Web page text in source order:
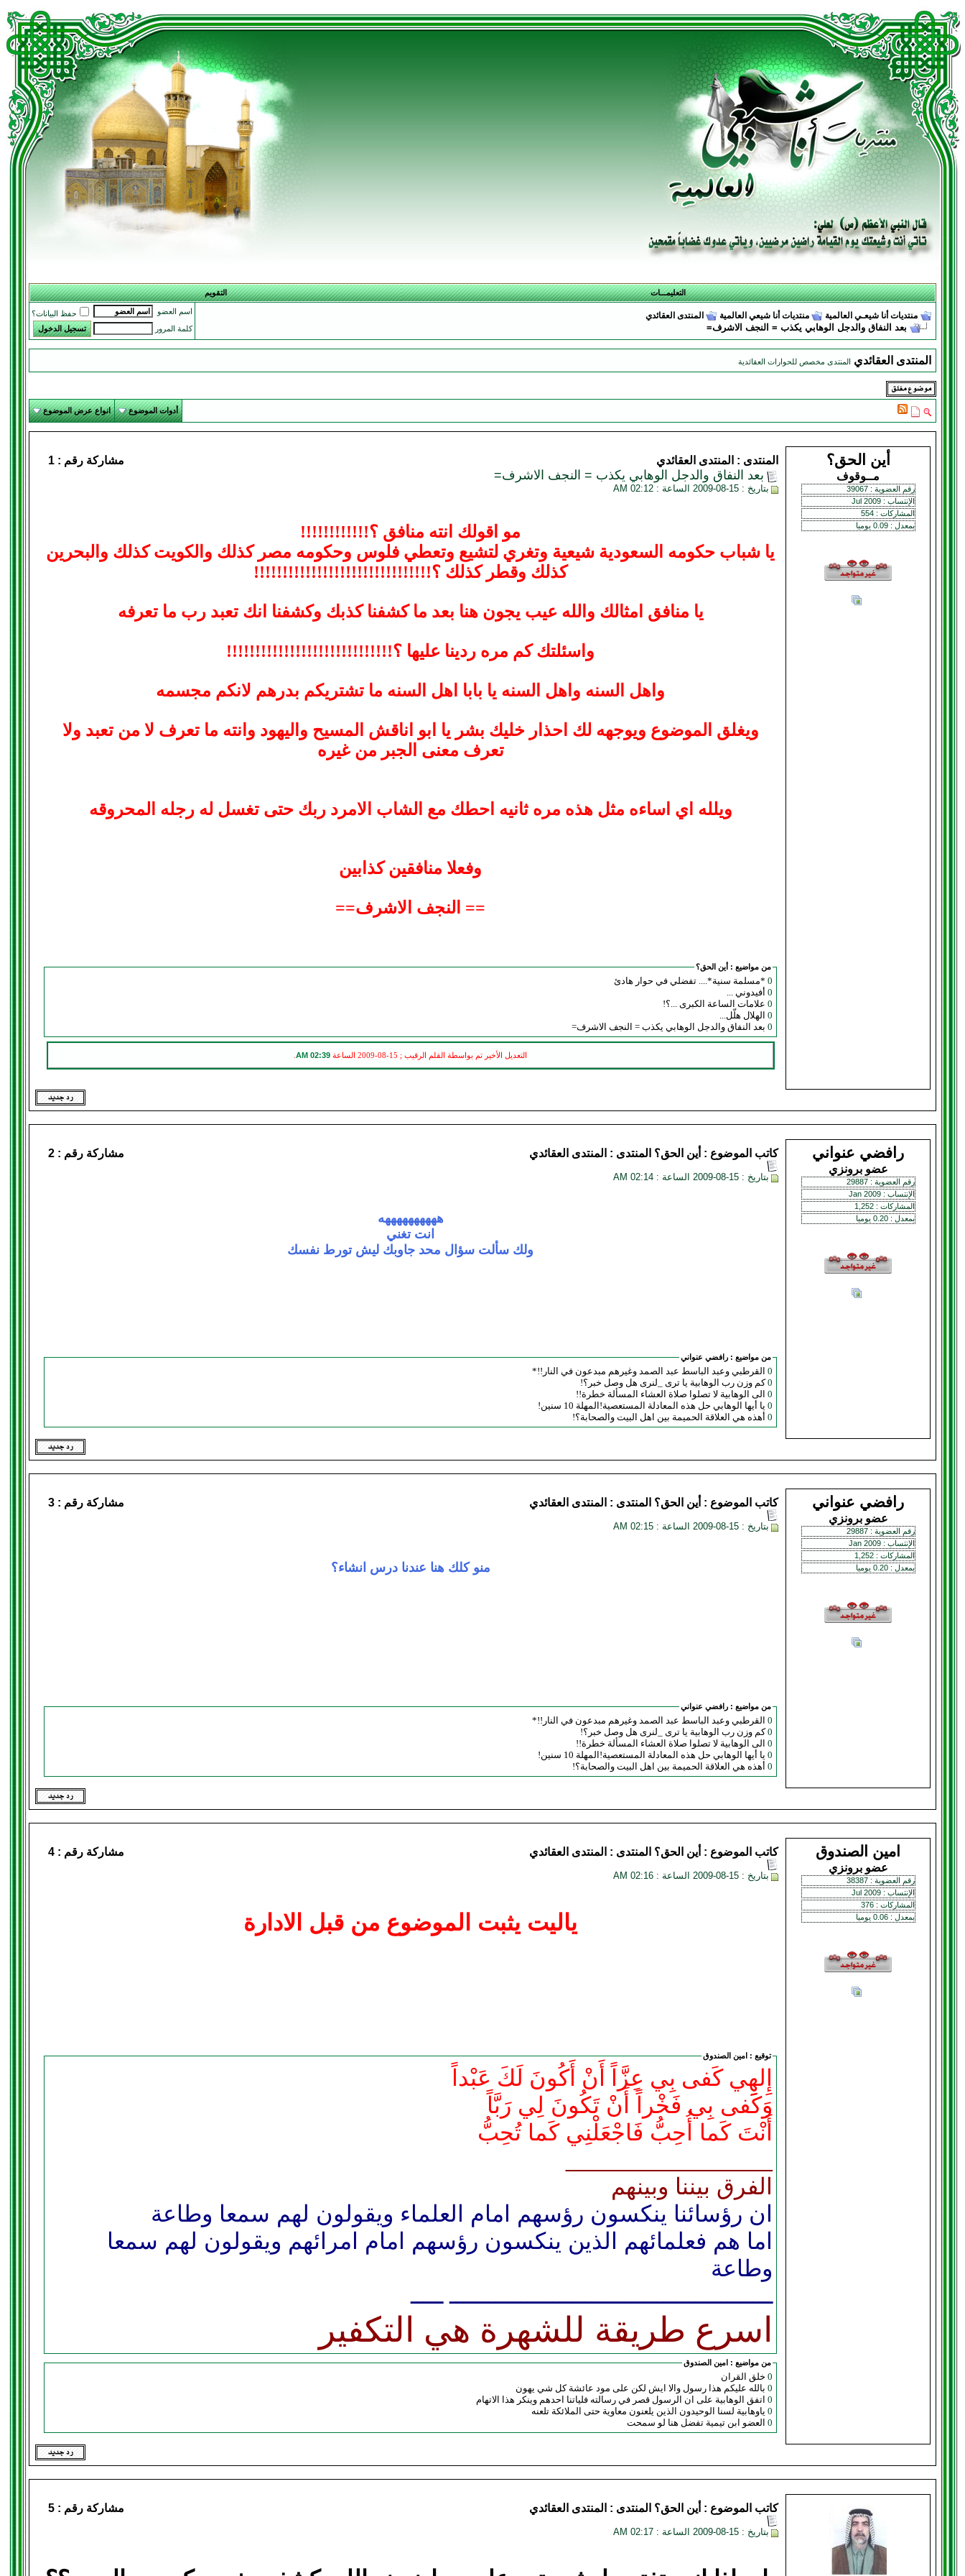
التعليمـــات التقويم
منتديات أنا شيعـي العالمية منتديات أنا شيعي العالمية المنتدى العقائدي
بعد النفاق والدجل الوهابي يكذب = النجف الاشرف=
اسم العضو
حفظ البيانات؟
كلمة المرور
المنتدى العقائدي المنتدى مخصص للحوارات العقائدية
أدوات الموضوع انواع عرض الموضوع
أين الحق؟
مــوقوف
رقم العضوية : 39067
الإنتساب : Jul 2009
المشاركات : 554
بمعدل : 0.09 يوميا
مشاركة رقم : 1 المنتدى : المنتدى العقائدي
بعد النفاق والدجل الوهابي يكذب = النجف الاشرف=
بتاريخ : 15-08-2009 الساعة : 02:12 AM
مو اقولك انته منافق ؟!!!!!!!!!!!!
يا شباب حكومه السعودية شيعية وتغري لتشيع وتعطي فلوس وحكومه مصر كذلك والكويت كذلك والبحرين
كذلك وقطر كذلك ؟!!!!!!!!!!!!!!!!!!!!!!!!!!!!!!!
يا منافق امثالك والله عيب يجون هنا بعد ما كشفنا كذبك وكشفنا انك تعبد رب ما تعرفه
واسئلتك كم مره ردينا عليها ؟!!!!!!!!!!!!!!!!!!!!!!!!!!!!!
واهل السنه واهل السنه يا بابا اهل السنه ما تشتريكم بدرهم لانكم مجسمه
ويغلق الموضوع ويوجهه لك احذار خليك بشر يا ابو اناقش المسيح واليهود وانته ما تعرف لا من تعبد ولا
تعرف معنى الجبر من غيره
ويلله اي اساءه مثل هذه مره ثانيه احطك مع الشاب الامرد ربك حتى تغسل له رجله المحروقه
وفعلا منافقين كذابين
== النجف الاشرف==
من مواضيع : أين الحق؟
0 *مسلمة سنية*.... تفضلي في حوار هادئ
0 أفيدوني ...
0 علامات الساعة الكبرى ...؟!
0 الهلال هلّل...
0 بعد النفاق والدجل الوهابي يكذب = النجف الاشرف=
التعديل الأخير تم بواسطة القلم الرقيب ; 15-08-2009 الساعة 02:39 AM
رافضي عنواني
عضو برونزي
رقم العضوية : 29887
الإنتساب : Jan 2009
المشاركات : 1,252
بمعدل : 0.20 يوميا
مشاركة رقم : 2 كاتب الموضوع : أين الحق؟ المنتدى : المنتدى العقائدي
بتاريخ : 15-08-2009 الساعة : 02:14 AM
ههههههههههه
انت تغني
ولك سألت سؤال محد جاوبك ليش تورط نفسك
من مواضيع : رافضي عنواني
0 القرطبي وعبد الباسط عبد الصمد وغيرهم مبدعون في النار!!*
0 كم وزن رب الوهابية يا ترى _لنرى هل وصل خبر؟!
0 الى الوهابية لا تصلوا صلاة العشاء المسألة خطرة!!
0 يا أيها الوهابي حل هذه المعادلة المستعصية!المهلة 10 سنين!
0 أهذه هي العلاقة الحميمة بين اهل البيت والصحابة؟!
رافضي عنواني
عضو برونزي
رقم العضوية : 29887
الإنتساب : Jan 2009
المشاركات : 1,252
بمعدل : 0.20 يوميا
مشاركة رقم : 3 كاتب الموضوع : أين الحق؟ المنتدى : المنتدى العقائدي
بتاريخ : 15-08-2009 الساعة : 02:15 AM
منو كلك هنا عندنا درس انشاء؟
من مواضيع : رافضي عنواني
0 القرطبي وعبد الباسط عبد الصمد وغيرهم مبدعون في النار!!*
0 كم وزن رب الوهابية يا ترى _لنرى هل وصل خبر؟!
0 الى الوهابية لا تصلوا صلاة العشاء المسألة خطرة!!
0 يا أيها الوهابي حل هذه المعادلة المستعصية!المهلة 10 سنين!
0 أهذه هي العلاقة الحميمة بين اهل البيت والصحابة؟!
امين الصندوق
عضو برونزي
رقم العضوية : 38387
الإنتساب : Jul 2009
المشاركات : 376
بمعدل : 0.06 يوميا
مشاركة رقم : 4 كاتب الموضوع : أين الحق؟ المنتدى : المنتدى العقائدي
بتاريخ : 15-08-2009 الساعة : 02:16 AM
ياليت يثبت الموضوع من قبل الادارة
توقيع : امين الصندوق
إِلهِي كَفى بِي عِزَّاً أَنْ أَكُونَ لَكَ عَبْداً
وَكَفى بِي فَخْراً أَنْ تَكُونَ لِي رَبَّاً
أَنْتَ كَما أُحِبُّ فَاجْعَلْنِي كَما تُحِبُّ
الفرق بيننا وبينهم
ان رؤسائنا ينكسون رؤسهم امام العلماء ويقولون لهم سمعا وطاعة
اما هم فعلمائهم الذين ينكسون رؤسهم امام امرائهم ويقولون لهم سمعا
وطاعة
ــــــــــــــــــــــــــــــــــــــــــــــــــ ـــــ
اسرع طريقة للشهرة هي التكفير
من مواضيع : امين الصندوق
0 خلق القران
0 بالله عليكم هذا رسول والا ايش لكن على مود عائشة كل شي يهون
0 اتفق الوهابية على ان الرسول قصر في رسالته فلياتنا احدهم وينكر هذا الاتهام
0 ياوهابية لسنا الوحيدون الذين يلعنون معاوية حتى الملائكة تلعنه
0 العضو ابن تيمية تفضل هنا لو سمحت
مشاركة رقم : 5 كاتب الموضوع : أين الحق؟ المنتدى : المنتدى العقائدي
بتاريخ : 15-08-2009 الساعة : 02:17 AM